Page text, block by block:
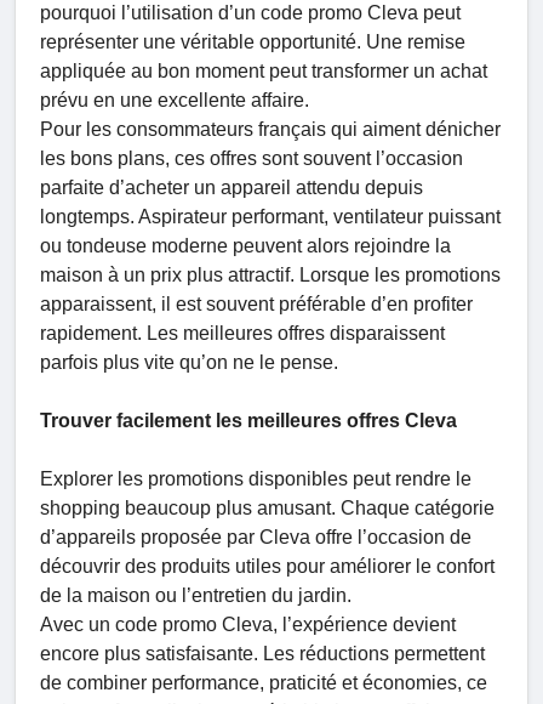
pourquoi l’utilisation d’un code promo Cleva peut
représenter une véritable opportunité. Une remise
appliquée au bon moment peut transformer un achat
prévu en une excellente affaire.
Pour les consommateurs français qui aiment dénicher
les bons plans, ces offres sont souvent l’occasion
parfaite d’acheter un appareil attendu depuis
longtemps. Aspirateur performant, ventilateur puissant
ou tondeuse moderne peuvent alors rejoindre la
maison à un prix plus attractif. Lorsque les promotions
apparaissent, il est souvent préférable d’en profiter
rapidement. Les meilleures offres disparaissent
parfois plus vite qu’on ne le pense.
Trouver facilement les meilleures offres Cleva
Explorer les promotions disponibles peut rendre le
shopping beaucoup plus amusant. Chaque catégorie
d’appareils proposée par Cleva offre l’occasion de
découvrir des produits utiles pour améliorer le confort
de la maison ou l’entretien du jardin.
Avec un code promo Cleva, l’expérience devient
encore plus satisfaisante. Les réductions permettent
de combiner performance, praticité et économies, ce